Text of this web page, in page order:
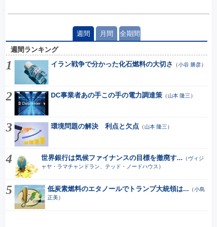
週間 月間 全期間
週間ランキング
イラン戦争で分かった化石燃料の大切さ
（小谷 勝彦）
DC事業者あの手この手の電力調達策（山本 隆三 ）
環境問題の解決 利点と欠点 （山本 隆三 ）
世界銀行は気候ファイナンスの目標を撤廃す... （ ヴィジ
ャヤ・ラマチャンドラン、テッド・ノードハウス ）
低炭素燃料のエタノールでトランプ大統領は... （小島
正美）